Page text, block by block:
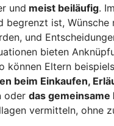
und meist beiläufig.
begrenzt ist, Wünsche
und
bieten
können Eltern
beim Einkaufen,
oder das
vermitteln, ohne